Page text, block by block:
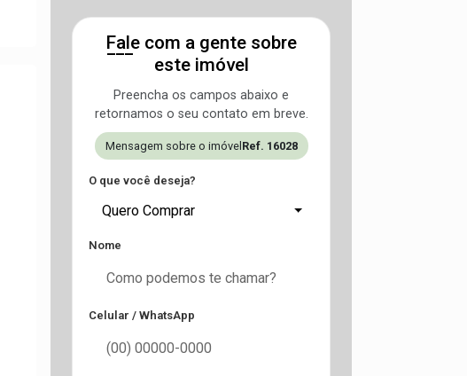
Fale com a gente sobre
este imóvel
Preencha os campos abaixo e
retornamos o seu contato em breve.
Mensagem sobre o imóvel Ref. 16028
O que você deseja?
Quero Comprar
Nome
Celular / WhatsApp